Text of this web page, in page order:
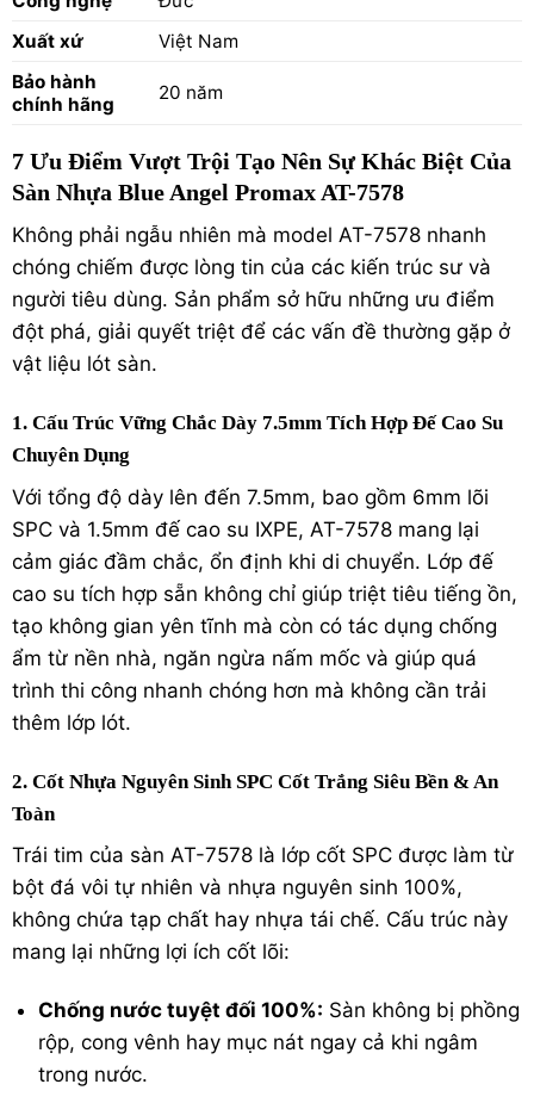
Xuất xứ
Việt Nam
Bảo hành
chính hãng
20 năm
7 Ưu Điểm Vượt Trội Tạo Nên Sự Khác Biệt Của
Sàn Nhựa Blue Angel Promax AT-7578
Không phải ngẫu nhiên mà model AT-7578 nhanh
chóng chiếm được lòng tin của các kiến trúc sư và
người tiêu dùng. Sản phẩm sở hữu những ưu điểm
đột phá, giải quyết triệt để các vấn đề thường gặp ở
vật liệu lót sàn.
1. Cấu Trúc Vững Chắc Dày 7.5mm Tích Hợp Đế Cao Su
Chuyên Dụng
Với tổng độ dày lên đến 7.5mm, bao gồm 6mm lõi
SPC và 1.5mm đế cao su IXPE, AT-7578 mang lại
cảm giác đầm chắc, ổn định khi di chuyển. Lớp đế
cao su tích hợp sẵn không chỉ giúp triệt tiêu tiếng ồn,
tạo không gian yên tĩnh mà còn có tác dụng chống
ẩm từ nền nhà, ngăn ngừa nấm mốc và giúp quá
trình thi công nhanh chóng hơn mà không cần trải
thêm lớp lót.
2. Cốt Nhựa Nguyên Sinh SPC Cốt Trắng Siêu Bền & An
Toàn
Trái tim của sàn AT-7578 là lớp cốt SPC được làm từ
bột đá vôi tự nhiên và nhựa nguyên sinh 100%,
không chứa tạp chất hay nhựa tái chế. Cấu trúc này
mang lại những lợi ích cốt lõi:
Chống nước tuyệt đối 100%: Sàn không bị phồng
rộp, cong vênh hay mục nát ngay cả khi ngâm
trong nước.